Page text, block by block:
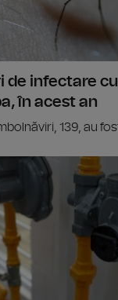
de infectare
în acest an
139, au